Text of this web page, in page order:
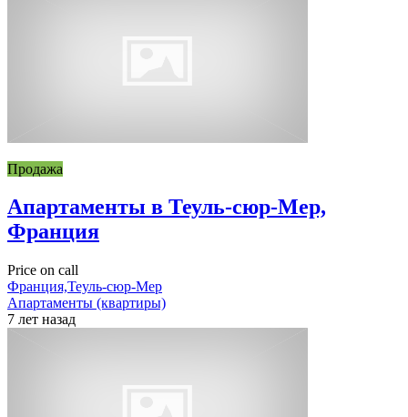
Продажа
Апартаменты в Теуль-сюр-Мер,
Франция
Price on call
Франция,Теуль-сюр-Мер
Апартаменты (квартиры)
7 лет назад